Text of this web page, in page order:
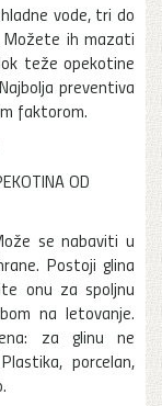
vode, tri do
Možete ih mazati
teže opekotine
preventiva
faktorom.
OD
se nabaviti u
Postoji glina
onu za spoljnu
na letovanje.
za glinu ne
porcelan,